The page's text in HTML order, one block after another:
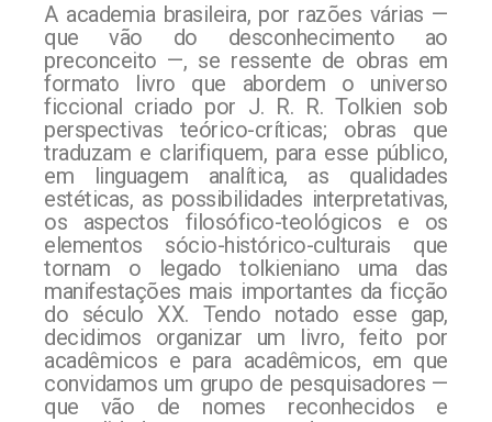
A academia brasileira, por razões várias —
que vão do desconhecimento ao
preconceito —, se ressente de obras em
formato livro que abordem o universo
ficcional criado por J. R. R. Tolkien sob
perspectivas teórico-críticas; obras que
traduzam e clarifiquem, para esse público,
em linguagem analítica, as qualidades
estéticas, as possibilidades interpretativas,
os aspectos filosófico-teológicos e os
elementos sócio-histórico-culturais que
tornam o legado tolkieniano uma das
manifestações mais importantes da ficção
do século XX. Tendo notado esse gap,
decidimos organizar um livro, feito por
acadêmicos e para acadêmicos, em que
convidamos um grupo de pesquisadores —
que vão de nomes reconhecidos e